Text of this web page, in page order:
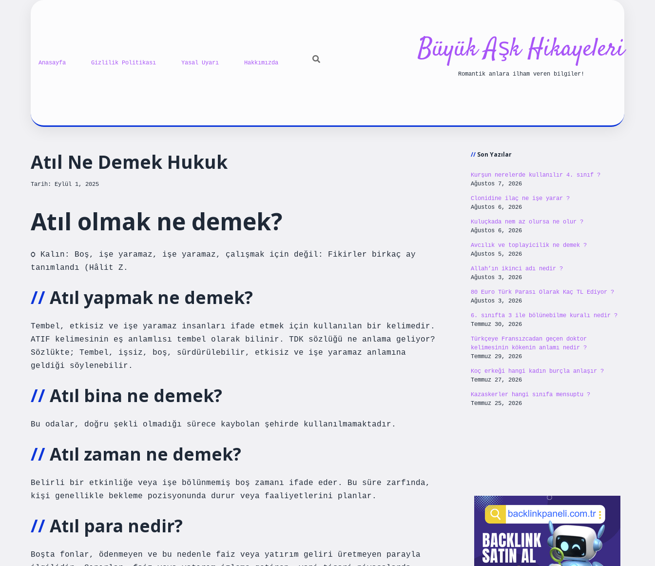
Anasayfa Gizlilik Politikası Yasal Uyarı Hakkımızda Büyük Aşk Hikayeleri
Romantik anlara ilham veren bilgiler!
Atıl Ne Demek Hukuk
Tarih: Eylül 1, 2025
Atıl olmak ne demek?
ѻ Kalın: Boş, işe yaramaz, işe yaramaz, çalışmak için değil: Fikirler birkaç ay
tanımlandı (Hâlit Z.
Atıl yapmak ne demek?
Tembel, etkisiz ve işe yaramaz insanları ifade etmek için kullanılan bir kelimedir.
ATIF kelimesinin eş anlamlısı tembel olarak bilinir. TDK sözlüğü ne anlama geliyor?
Sözlükte; Tembel, işsiz, boş, sürdürülebilir, etkisiz ve işe yaramaz anlamına
geldiği söylenebilir.
Atıl bina ne demek?
Bu odalar, doğru şekli olmadığı sürece kaybolan şehirde kullanılmamaktadır.
Atıl zaman ne demek?
Belirli bir etkinliğe veya işe bölünmemiş boş zamanı ifade eder. Bu süre zarfında,
kişi genellikle bekleme pozisyonunda durur veya faaliyetlerini planlar.
Atıl para nedir?
Boşta fonlar, ödenmeyen ve bu nedenle faiz veya yatırım geliri üretmeyen parayla
Son Yazılar
Kurşun nerelerde kullanılır 4. sınıf ?
Ağustos 7, 2026
Clonidine ilaç ne işe yarar ?
Ağustos 6, 2026
Kuluçkada nem az olursa ne olur ?
Ağustos 6, 2026
Avcılık ve toplayicilik ne demek ?
Ağustos 5, 2026
Allah’ın ikinci adı nedir ?
Ağustos 3, 2026
80 Euro Türk Parası Olarak Kaç TL Ediyor ?
Ağustos 3, 2026
6. sınıfta 3 ile bölünebilme kuralı nedir ?
Temmuz 30, 2026
Türkçeye Fransızcadan geçen doktor
kelimesinin kökenin anlamı nedir ?
Temmuz 29, 2026
Koç erkeği hangi kadın burçla anlaşır ?
Temmuz 27, 2026
Kazaskerler hangi sınıfa mensuptu ?
Temmuz 25, 2026